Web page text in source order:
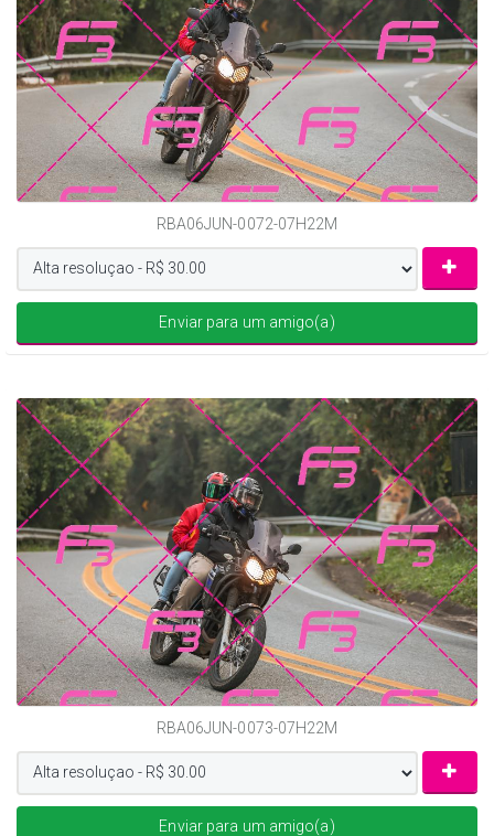
RBA06JUN-0072-07H22M
Enviar para um amigo(a)
RBA06JUN-0073-07H22M
Enviar para um amigo(a)